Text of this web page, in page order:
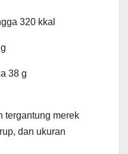
320 kkal
38 g
tergantung merek
dan ukuran